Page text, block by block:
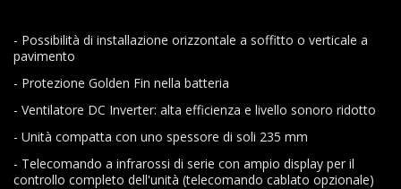
- Possibilità di installazione orizzontale a soffitto o verticale a
pavimento
- Protezione Golden Fin nella batteria
- Ventilatore DC Inverter: alta efficienza e livello sonoro ridotto
- Unità compatta con uno spessore di soli 235 mm
- Telecomando a infrarossi di serie con ampio display per il
controllo completo dell'unità (telecomando cablato opzionale)